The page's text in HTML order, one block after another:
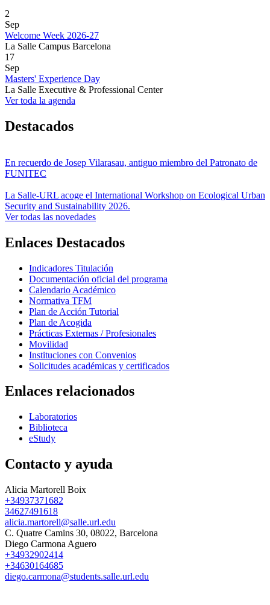
2
Sep
Welcome Week 2026-27
La Salle Campus Barcelona
17
Sep
Masters' Experience Day
La Salle Executive & Professional Center
Ver toda la agenda
Destacados
En recuerdo de Josep Vilarasau, antiguo miembro del Patronato de
FUNITEC
La Salle-URL acoge el International Workshop on Ecological Urban
Security and Sustainability 2026.
Ver todas las novedades
Enlaces Destacados
Indicadores Titulación
Documentación oficial del programa
Calendario Académico
Normativa TFM
Plan de Acción Tutorial
Plan de Acogida
Prácticas Externas / Profesionales
Movilidad
Instituciones con Convenios
Solicitudes académicas y certificados
Enlaces relacionados
Laboratorios
Biblioteca
eStudy
Contacto y ayuda
Alicia Martorell Boix
+34937371682
34627491618
alicia.martorell@salle.url.edu
C. Quatre Camins 30, 08022, Barcelona
Diego Carmona Aguero
+34932902414
+34630164685
diego.carmona@students.salle.url.edu